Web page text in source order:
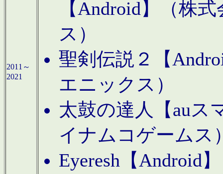
2011～
2021
【Android】（株
ス）
聖剣伝説２【
エニックス）
太鼓の達人【auス
イナムコゲームス
Eyeresh【Android